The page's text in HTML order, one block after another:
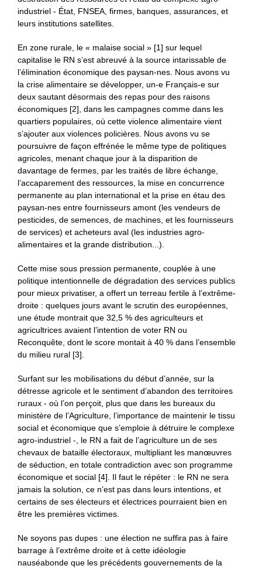
industriel - État, FNSEA, firmes, banques, assurances, et
leurs institutions satellites.
En zone rurale, le « malaise social » [1] sur lequel
capitalise le RN s’est abreuvé à la source intarissable de
l’élimination économique des paysan-nes. Nous avons vu
la crise alimentaire se développer, un-e Français-e sur
deux sautant désormais des repas pour des raisons
économiques [2], dans les campagnes comme dans les
quartiers populaires, où cette violence alimentaire vient
s’ajouter aux violences policières. Nous avons vu se
poursuivre de façon effrénée le même type de politiques
agricoles, menant chaque jour à la disparition de
davantage de fermes, par les traités de libre échange,
l’accaparement des ressources, la mise en concurrence
permanente au plan international et la prise en étau des
paysan-nes entre fournisseurs amont (les vendeurs de
pesticides, de semences, de machines, et les fournisseurs
de services) et acheteurs aval (les industries agro-
alimentaires et la grande distribution...).
Cette mise sous pression permanente, couplée à une
politique intentionnelle de dégradation des services publics
pour mieux privatiser, a offert un terreau fertile à l’extrême-
droite : quelques jours avant le scrutin des européennes,
une étude montrait que 32,5 % des agriculteurs et
agricultrices avaient l’intention de voter RN ou
Reconquête, dont le score montait à 40 % dans l’ensemble
du milieu rural [3].
Surfant sur les mobilisations du début d’année, sur la
détresse agricole et le sentiment d’abandon des territoires
ruraux - où l’on perçoit, plus que dans les bureaux du
ministère de l’Agriculture, l’importance de maintenir le tissu
social et économique que s’emploie à détruire le complexe
agro-industriel -, le RN a fait de l’agriculture un de ses
chevaux de bataille électoraux, multipliant les manœuvres
de séduction, en totale contradiction avec son programme
économique et social [4]. Il faut le répéter : le RN ne sera
jamais la solution, ce n’est pas dans leurs intentions, et
certains de ses électeurs et électrices pourraient bien en
être les premières victimes.
Ne soyons pas dupes : une élection ne suffira pas à faire
barrage à l’extrême droite et à cette idéologie
nauséabonde que les précédents gouvernements de la